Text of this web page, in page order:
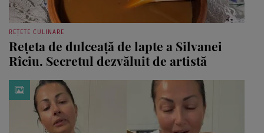
REȚETE CULINARE
Rețeta de dulceață de lapte a Silvanei
Rîciu. Secretul dezvăluit de artistă